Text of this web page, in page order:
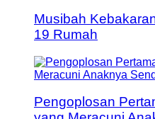
Musibah
19 Rumah
Pengoplosan